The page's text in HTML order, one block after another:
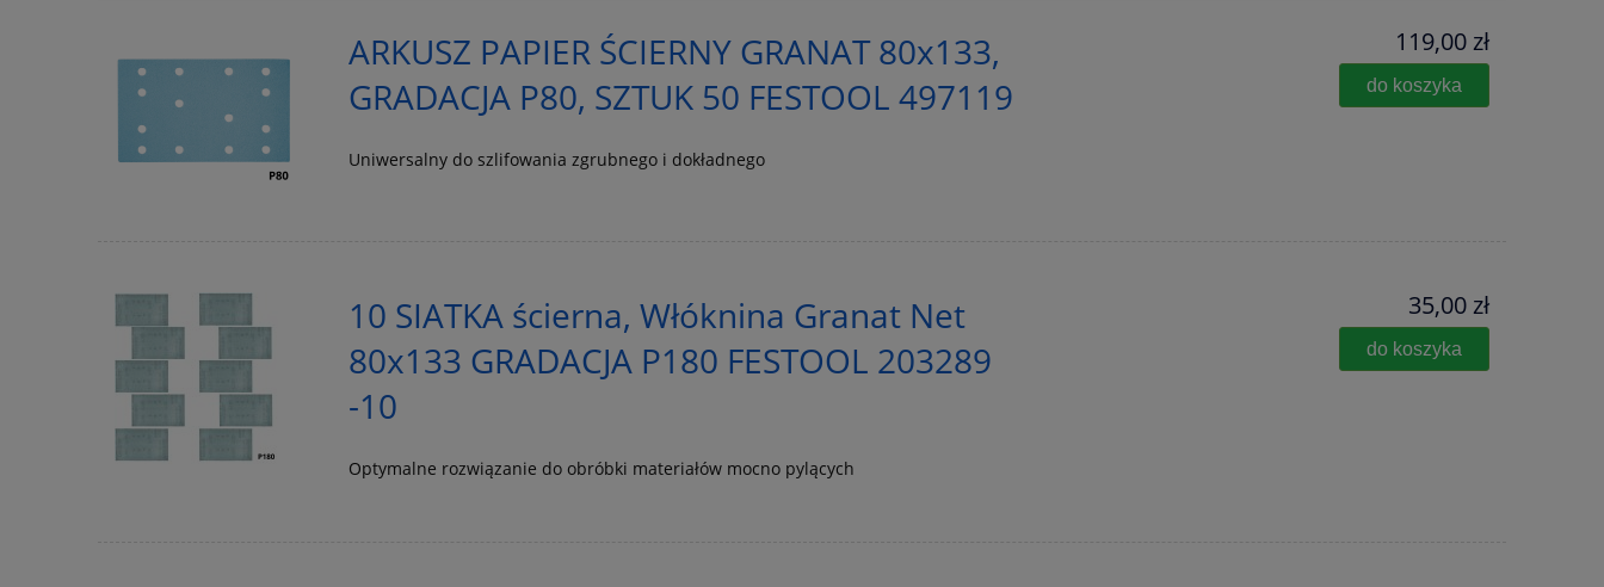
ARKUSZ PAPIER ŚCIERNY GRANAT 80x133,
GRADACJA P80, SZTUK 50 FESTOOL 497119
Uniwersalny do szlifowania zgrubnego i dokładnego
119,00 zł
do koszyka
10 SIATKA ścierna, Włóknina Granat Net
80x133 GRADACJA P180 FESTOOL 203289
-10
Optymalne rozwiązanie do obróbki materiałów mocno pylących
35,00 zł
do koszyka